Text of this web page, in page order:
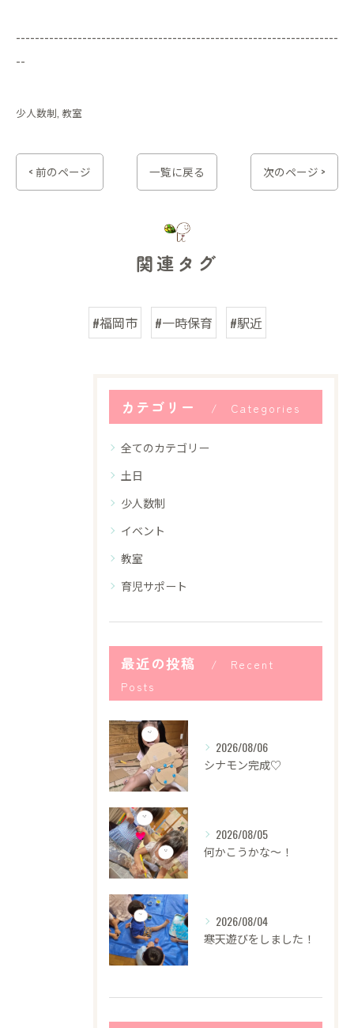
--------------------------------------------------------------------
--
少人数制 教室
< 前のページ 一覧に戻る 次のページ >
関連タグ
#福岡市 #一時保育 #駅近
カテゴリー Categories
全てのカテゴリー
土日
少人数制
イベント
教室
育児サポート
最近の投稿
Recent
Posts
2026/08/06
シナモン完成♡
2026/08/05
何かこうかな〜！
2026/08/04
寒天遊びをしました！